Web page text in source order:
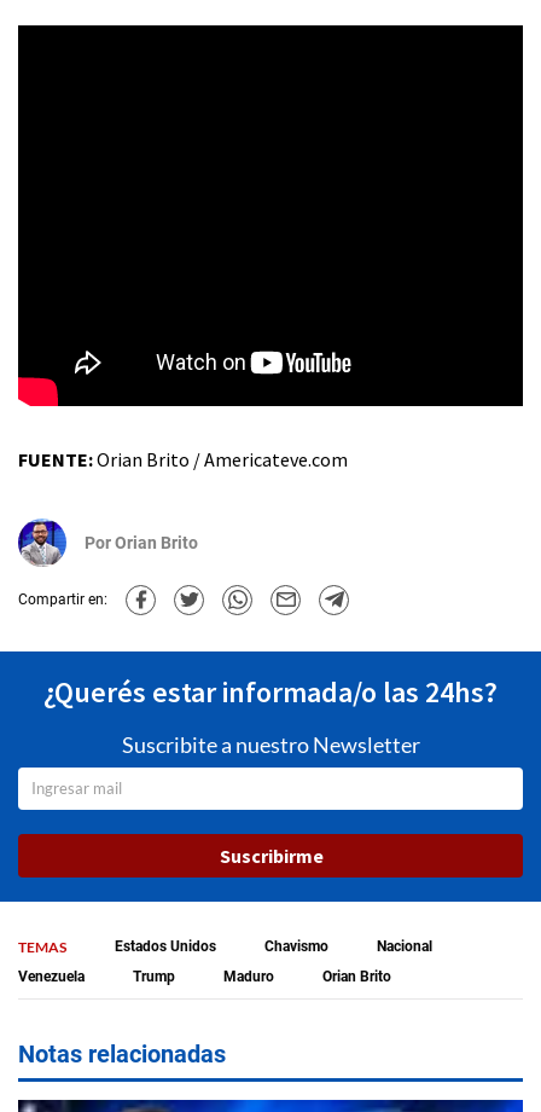
FUENTE:Orian Brito / Americateve.com
PorOrian Brito
Compartir en:
¿Querés estar informada/o las 24hs?
Suscribite a nuestro Newsletter
Suscribirme
TEMAS Estados Unidos Chavismo
Nacional
Venezuela
Trump Maduro Orian Brito
Notas relacionadas